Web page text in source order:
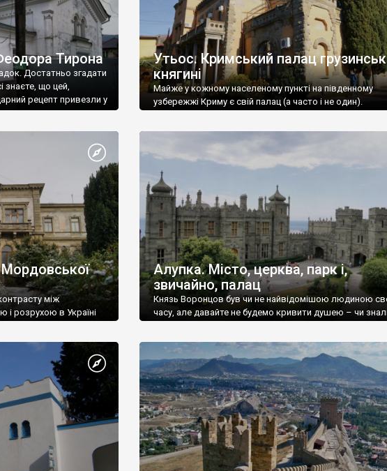
Тирона
Достатньо згадати
знаєте, що цей,
рецепт привезли у
Утьос. Кримський палац
княгині
Майже у кожному населеному пункті на південному
узбережжі Криму є свій палац (а часто і не один).
між
і розрухою в Україні
Алупка. Місто, церква, парк і,
звичайно, палац
Князь Воронцов був чи не найвідомішою людиною
часу, але давайте не будемо кривити душею – чи